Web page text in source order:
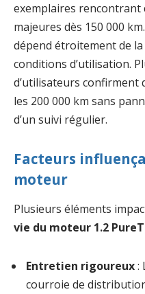
exemplaires
majeures dès 150 000
dépend étroitement de
conditions d’utilisation.
d’utilisateurs confirment
les 200 000 km sans
d’un suivi régulier.
Facteurs
moteur
Plusieurs éléments
vie du moteur 1.2
Entretien rigoureux:
courroie de